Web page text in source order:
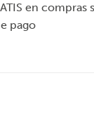
en
pago